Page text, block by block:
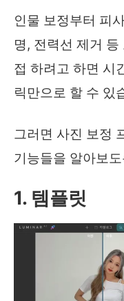
인물 보정부터 피
명, 전력선 제거
접 하려고 하면 시
릭만으로 할 수 있
그러면 사진 보정
기능들을 알아보
1. 템플릿